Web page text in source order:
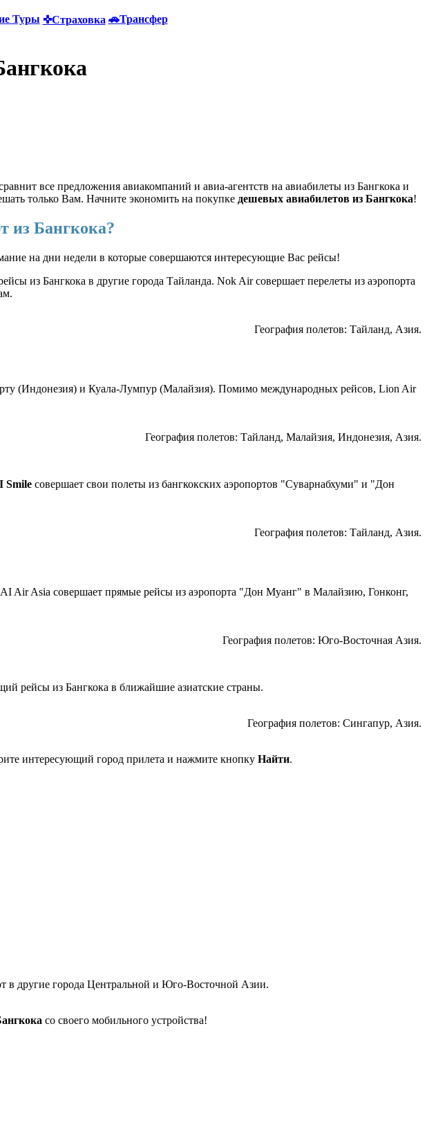
Туры ✜Страховка 🚗Трансфер
все предложения авиакомпаний и авиа-агентств на авиабилеты из Бангкока и
только Вам. Начните экономить на покупке дешевых авиабилетов из Бангкока!
из Бангкока?
на дни недели в которые совершаются интересующие Вас рейсы!
из Бангкока в другие города Тайланда. Nok Air совершает перелеты из аэропорта
География полетов: Тайланд, Азия.
(Индонезия) и Куала-Лумпур (Малайзия). Помимо международных рейсов, Lion Air
География полетов: Тайланд, Малайзия, Индонезия, Азия.
Smile совершает свои полеты из бангкокских аэропортов "Суварнабхуми" и "Дон
География полетов: Тайланд, Азия.
Air Asia совершает прямые рейсы из аэропорта "Дон Муанг" в Малайзию, Гонконг,
География полетов: Юго-Восточная Азия.
рейсы из Бангкока в ближайшие азиатские страны.
География полетов: Сингапур, Азия.
интересующий город прилета и нажмите кнопку Найти.
в другие города Центральной и Юго-Восточной Азии.
со своего мобильного устройства!